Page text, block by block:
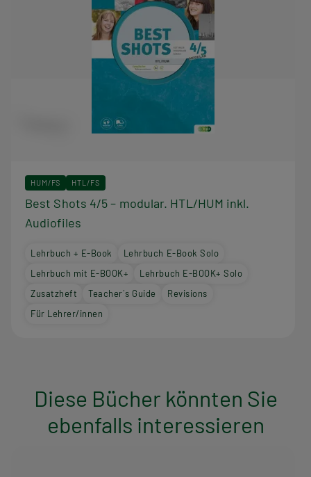
HUM/FS HTL/FS
Best Shots 4/5 – modular. HTL/HUM inkl.
Audiofiles
Lehrbuch + E-Book
Lehrbuch E-Book Solo
Lehrbuch mit E-BOOK+
Lehrbuch E-BOOK+ Solo
Zusatzheft
Teacher´s Guide
Revisions
Für Lehrer/innen
Diese Bücher könnten Sie
ebenfalls interessieren